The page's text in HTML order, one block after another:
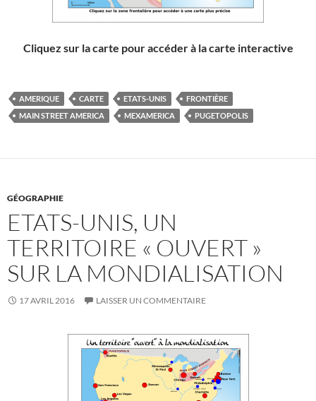
Cliquez sur la carte pour accéder à la carte interactive
AMERIQUE CARTE ETATS-UNIS
FRONTIÈRE
MAIN STREET AMERICA
MEXAMERICA PUGETOPOLIS
GÉOGRAPHIE
ETATS-UNIS, UN
TERRITOIRE « OUVERT »
SUR LA MONDIALISATION
17 AVRIL 2016 LAISSER UN COMMENTAIRE